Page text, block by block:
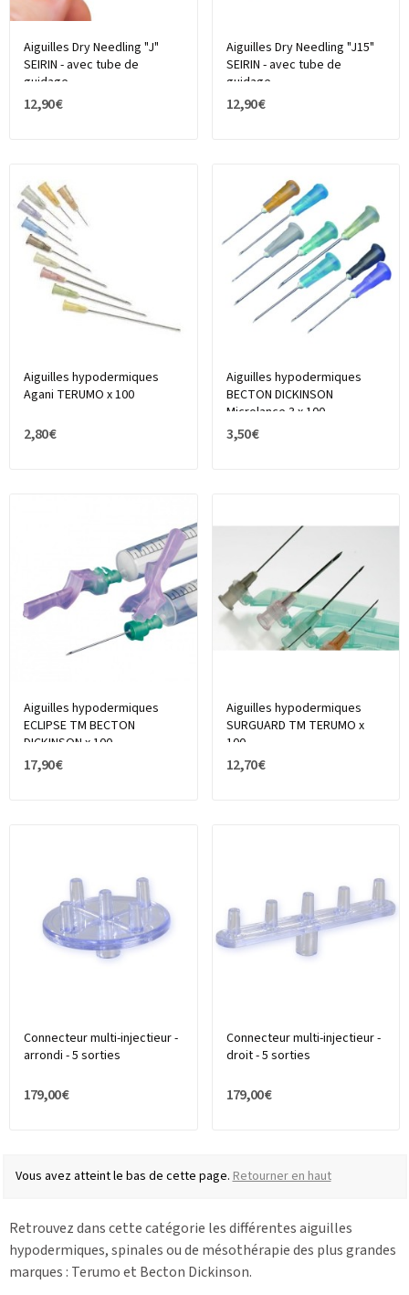
Aiguilles Dry Needling "J"
SEIRIN - avec tube de
guidage
12,90 €
Aiguilles Dry Needling "J15"
SEIRIN - avec tube de
guidage
12,90 €
Aiguilles hypodermiques
Agani TERUMO x 100
2,80 €
Aiguilles hypodermiques
BECTON DICKINSON
Microlance 3 x 100
3,50 €
Aiguilles hypodermiques
ECLIPSE TM BECTON
DICKINSON x 100
17,90 €
Aiguilles hypodermiques
SURGUARD TM TERUMO x
100
12,70 €
Connecteur multi-injectieur -
arrondi - 5 sorties
179,00 €
Connecteur multi-injectieur -
droit - 5 sorties
179,00 €
Vous avez atteint le bas de cette page.Retourner en haut
Retrouvez dans cette catégorie les différentes aiguilles
hypodermiques, spinales ou de mésothérapie des plus grandes
marques : Terumo et Becton Dickinson.